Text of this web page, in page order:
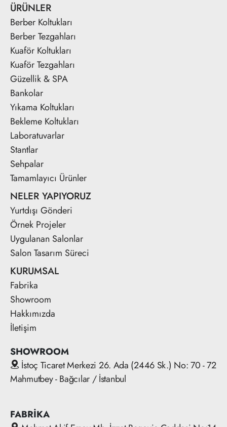
ÜRÜNLER
Berber Koltukları
Berber Tezgahları
Kuaför Koltukları
Kuaför Tezgahları
Güzellik & SPA
Bankolar
Yıkama Koltukları
Bekleme Koltukları
Laboratuvarlar
Stantlar
Sehpalar
Tamamlayıcı Ürünler
NELER YAPIYORUZ
Yurtdışı Gönderi
Örnek Projeler
Uygulanan Salonlar
Salon Tasarım Süreci
KURUMSAL
Fabrika
Showroom
Hakkımızda
İletişim
SHOWROOM
İstoç Ticaret Merkezi 26. Ada (2446 Sk.) No: 70 - 72
Mahmutbey - Bağcılar / İstanbul
FABRİKA